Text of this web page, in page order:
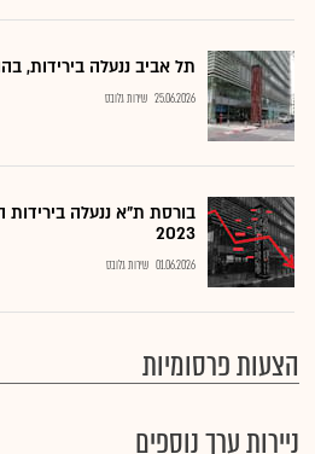
תל אביב ננעלה בירידות,
25.06.2026 שירות גלובס
בורסת ת"א ננעלה בירידות
2023
01.06.2026 שירות גלובס
הצעות פרסומיות
ניירות ערך נוספים